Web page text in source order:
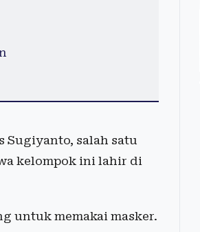
Sugiyanto, salah satu
kelompok ini lahir di
untuk memakai masker.